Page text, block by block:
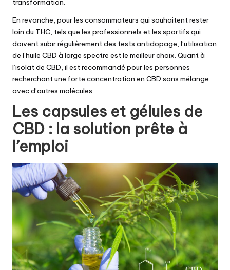
transformation.
En revanche, pour les consommateurs qui souhaitent rester
loin du THC, tels que les professionnels et les sportifs qui
doivent subir régulièrement des tests antidopage, l’utilisation
de l’huile CBD à large spectre est le meilleur choix. Quant à
l’isolat de CBD, il est recommandé pour les personnes
recherchant une forte concentration en CBD sans mélange
avec d’autres molécules.
Les capsules et gélules de
CBD : la solution prête à
l’emploi